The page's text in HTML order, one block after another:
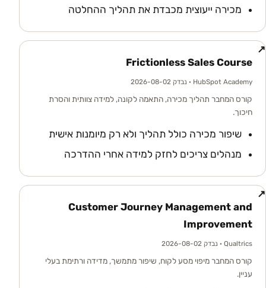
מכירה ייעוצית מכבדת את תהליך ההחלטה
Frictionless Sales Course
HubSpot Academy · נבדק 2026-08-02
קורס המחבר תהליך מכירה, התאמה לקונה, למידה צוותית והסרת
חיכוך.
שיפור מכירה כולל תהליך ולא רק מיומנות אישית
מנהלים צריכים לחזק למידה אחרי ההדרכה
↗
Customer Journey Management and
Improvement
Qualtrics · נבדק 2026-08-02
קורס המחבר מיפוי מסע לקוח, שיפור מתמשך, מדידה ורתימת בעלי
עניין.
↗